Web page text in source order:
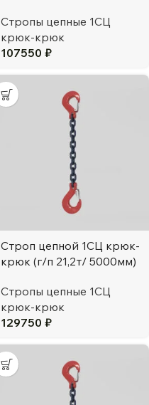
Стропы цепные 1СЦ
крюк-крюк
107550 ₽
Строп цепной 1СЦ крюк-
крюк (г/п 21,2т/ 5000мм)
Стропы цепные 1СЦ
крюк-крюк
129750 ₽